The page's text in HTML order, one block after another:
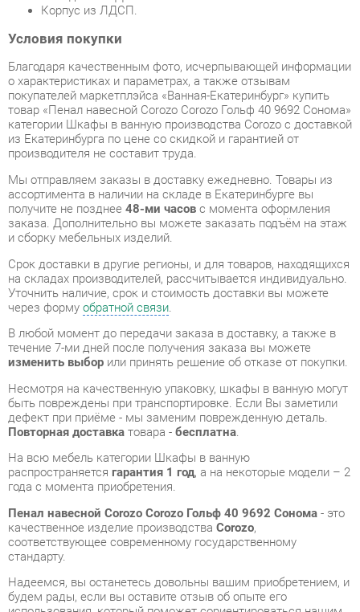
о характеристиках и параметрах, а также отзывам
покупателей маркетплэйса «Ванная-Екатеринбург» купить
товар «Пенал навесной Corozo Corozo Гольф 40 9692 Сонома»
категории Шкафы в ванную производства Corozo с доставкой
из Екатеринбурга по цене со скидкой и гарантией от
производителя не составит труда.
Мы отправляем заказы в доставку ежедневно. Товары из
ассортимента в наличии на складе в Екатеринбурге вы
получите не позднее 48-ми часовс момента оформления
заказа. Дополнительно вы можете заказать подъём на этаж
и сборку мебельных изделий.
Срок доставки в другие регионы, и для товаров, находящихся
на складах производителей, рассчитывается индивидуально.
Уточнить наличие, срок и стоимость доставки вы можете
через формуобратной связи.
В любой момент до передачи заказа в доставку, а также в
течение 7-ми дней после получения заказа вы можете
изменить выборили принять решение об отказе от покупки.
Несмотря на качественную упаковку, шкафы в ванную могут
быть повреждены при транспортировке. Если Вы заметили
дефект при приёме - мы заменим поврежденную деталь.
Повторная доставкатовара -бесплатна.
На всю мебель категории Шкафы в ванную
распространяется
, а на некоторые модели – 2
года с момента приобретения.
Пенал навесной Corozo Corozo Гольф 40 9692 Сонома- это
качественное изделие производстваCorozo
стандарту.
Надеемся, вы останетесь довольны вашим приобретением, и
использования, который поможет сориентироваться нашим
будущим покупателям.
Кроме формы
консультацию, фото и видеообзор продукции вы можете по
e-mail, телефону в Екатеринбурге и через мессенджеры
Telegram и WhatsApp.